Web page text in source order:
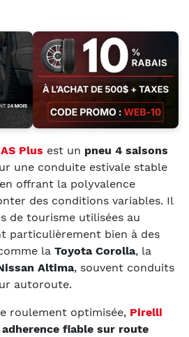
Plus est un pneu 4 saisons
une conduite estivale stable
offrant la polyvalence
des conditions variables. Il
de tourisme utilisées au
particulièrement bien à des
la Toyota Corolla, la
Altima, souvent conduits
autoroute.
roulement optimisée, Pirelli
adherence fiable sur route